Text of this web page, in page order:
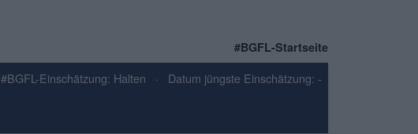
#BGFL-Startseite
#BGFL-Einschätzung: Halten · Datum jüngste Einschätzung: -